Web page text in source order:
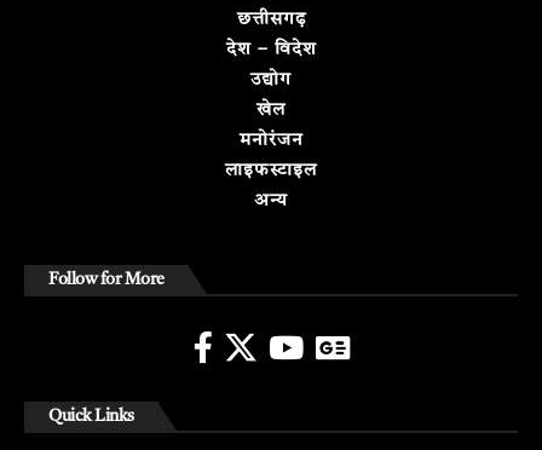
छत्तीसगढ़
देश – विदेश
उद्योग
खेल
मनोरंजन
लाइफस्टाइल
अन्य
Follow for More
Quick Links